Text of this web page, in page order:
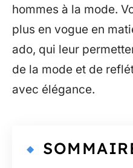
hommes à la mode.
plus en vogue en
ado, qui leur
de la mode et de
avec élégance.